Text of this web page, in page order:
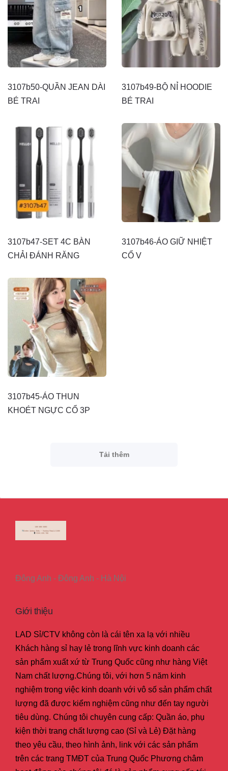
3107b50-QUẦN JEAN DÀI
BÉ TRAI
3107b49-BỘ NỈ HOODIE
BÉ TRAI
3107b47-SET 4C BÀN
CHẢI ĐÁNH RĂNG
3107b46-ÁO GIỮ NHIỆT
CỔ V
3107b45-ÁO THUN
KHOÉT NGỰC CỔ 3P
Tải thêm
Đông Anh - Đông Anh - Hà Nội
Giới thiệu
LAD Sỉ/CTV không còn là cái tên xa lạ với nhiều
Khách hàng sỉ hay lẻ trong lĩnh vực kinh doanh các
sản phẩm xuất xứ từ Trung Quốc cũng như hàng Việt
Nam chất lượng.Chúng tôi, với hơn 5 năm kinh
nghiệm trong việc kinh doanh với vô số sản phẩm chất
lượng đã được kiểm nghiệm cũng như đến tay người
tiêu dùng. Chúng tôi chuyên cung cấp: Quần áo, phụ
kiện thời trang chất lượng cao (Sỉ và Lẻ) Đặt hàng
theo yêu cầu, theo hình ảnh, link với các sản phẩm
trên các trang TMĐT của Trung Quốc Phương châm